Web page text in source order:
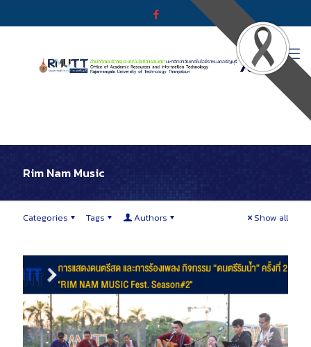
Rim Nam Music
Categories Tags Authors Show all